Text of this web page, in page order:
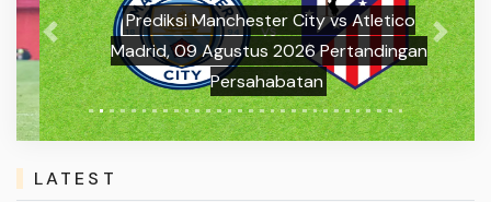
Prediksi Manchester City vs Atletico
Madrid, 09 Agustus 2026 Pertandingan
Persahabatan
Previous Next
LATEST